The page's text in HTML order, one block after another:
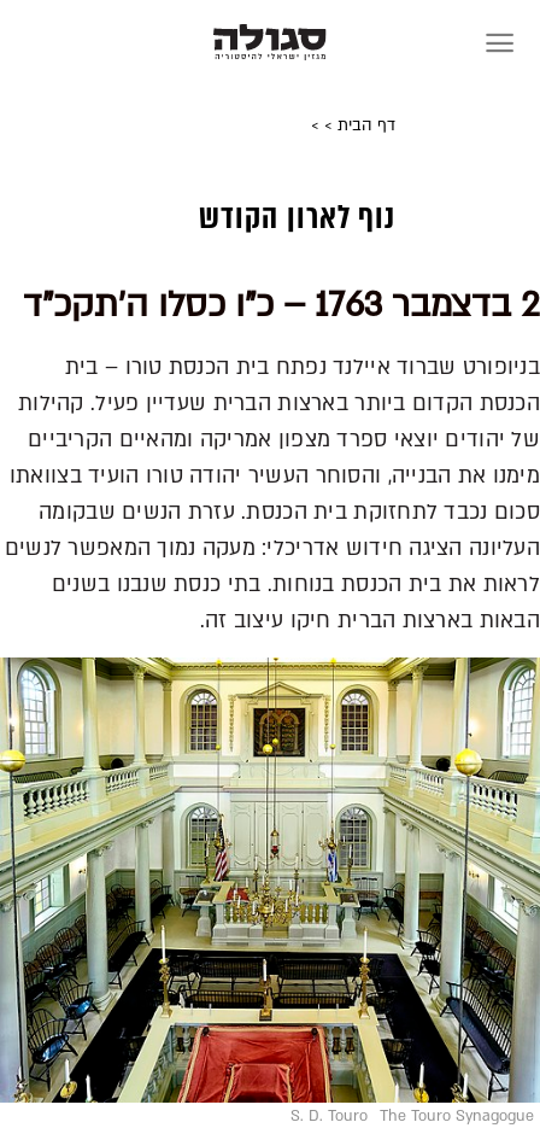
דף הבית >
>
נוף לארון הקודש
2 בדצמבר 1763 – כ"ו כסלו ה'תקכ"ד
בניופורט שברוד איילנד נפתח בית הכנסת טורו – בית
הכנסת הקדום ביותר בארצות הברית שעדיין פעיל. קהילות
של יהודים יוצאי ספרד מצפון אמריקה ומהאיים הקריביים
מימנו את הבנייה, והסוחר העשיר יהודה טורו הועיד בצוואתו
סכום נכבד לתחזוקת בית הכנסת. עזרת הנשים שבקומה
העליונה הציגה חידוש אדריכלי: מעקה נמוך המאפשר לנשים
לראות את בית הכנסת בנוחות. בתי כנסת שנבנו בשנים
הבאות בארצות הברית חיקו עיצוב זה.
The Touro Synagogue
S. D. Touro